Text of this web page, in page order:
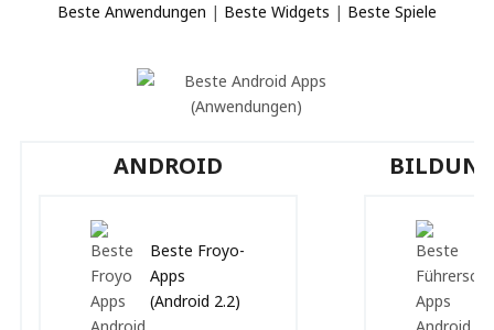
Beste Anwendungen | Beste Widgets | Beste Spiele
ANDROID
Beste Froyo-
Apps
(Android 2.2)